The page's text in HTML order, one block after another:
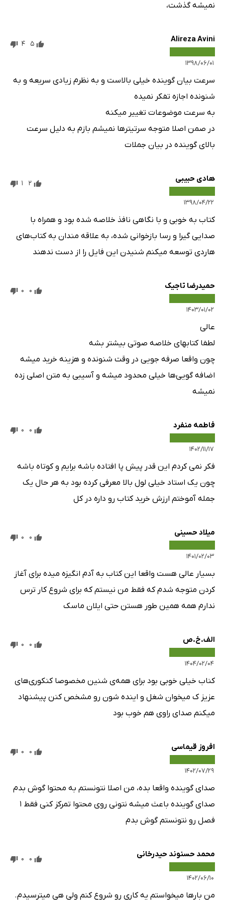
نمیشه گذشت،
Alireza Avini
۱۳۹۸/۰۶/۰۱
5
4
سرعت بیان گوینده خیلی بالاست و به نظرم زیادی سریعه و به
شنونده اجازه تفکر نمیده
به سرعت موضوعات تغییر میکنه
در صمن اصلا متوجه سرتیترها نمیشم بازم به دلیل سرعت
بالای گوینده در بیان جملات
هادی حبیبی
۱۳۹۸/۰۴/۲۲
2
1
کتاب به خوبی و با نگاهی نافذ خلاصه شده بود و همراه با
صدایی گیرا و رسا بازخوانی شده، به علاقه مندان به کتاب‌های
هاردی توسعه میکنم شنیدن این فایل را از دست ندهند
حمیدرضا تاجیک
۱۴۰۳/۰۱/۰۲
0
0
عالی
لطفا کتابهای خلاصه صوتی بیشتر بشه
چون واقعا صرفه جویی در وقت شنونده و هزینه خرید میشه
اضافه گویی‌ها خیلی محدود میشه و آسیبی به متن اصلی زده
نمیشه
فاطمه منفرد
۱۴۰۲/۱۱/۱۷
0
0
فکر نمی کردم این قدر پیش پا افتاده باشه برایم و کوتاه باشه
چون یک استاد خیلی لول بالا معرفی کرده بود به هر حال یک
جمله آموختم ارزش خرید کتاب رو داره در کل
میلاد حسینی
۱۴۰۱/۰۲/۰۳
0
0
بسیار عالی هست واقعا این کتاب به آدم انگیزه میده برای آغاز
کردن متوجه شدم که فقط من نیستم که برای شروع کار ترس
ندارم همه همین طور هستن حتی ایلان ماسک
الف.خ.ص
۱۴۰۴/۰۲/۰۴
0
0
کناب خیلی خوبی بود برای همه‌ی شنین مخصوصا کنکوری‌های
عزیز ک میخوان شغل و اینده شون رو مشخص کنن پیشنهاد
میکنم صدای راوی هم خوب بود
افروز قیماسی
۱۴۰۲/۰۷/۲۹
0
0
صدای گوینده واقعا بده، من اصلا نتونستم به محتوا گوش بدم
صدای گوینده باعث میشه نتونی روی محتوا تمرکز کنی فقط ۱
فصل رو نتونستم گوش بدم
محمد حسنوند حیدرخانی
۱۴۰۲/۰۶/۱۰
0
0
من بارها میخواستم یه کاری رو شروع کنم ولی هی میترسیدم.